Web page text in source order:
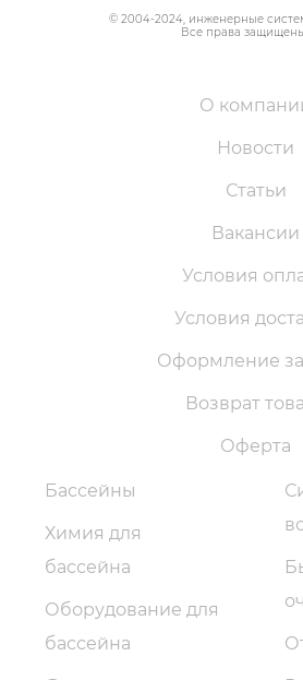
© 2004-2024, инженерные
Все права
О
Новости
Статьи
Вакансии
Условия
Условия
Оформление
Возврат
Оферта
Бассейны
Химия для
бассейна
Оборудование для
бассейна